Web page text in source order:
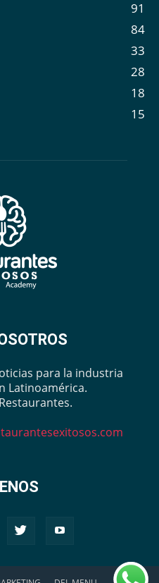
91
84
33
28
18
15
para la industria
Latinoamérica.